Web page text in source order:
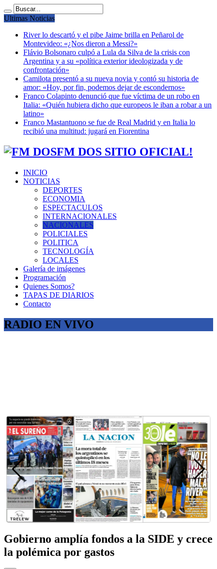
Ultimas Noticias
River lo descartó y el pibe Jaime brilla en Peñarol de
Montevideo: «¿Nos dieron a Messi?»
Flávio Bolsonaro culpó a Lula da Silva de la crisis con
Argentina y a su «política exterior ideologizada y de
confrontación»
Camilota presentó a su nueva novia y contó su historia de
amor: «Hoy, por fin, podemos dejar de escondernos»
Franco Colapinto denunció que fue víctima de un robo en
Italia: «Quién hubiera dicho que europeos le iban a robar a un
latino»
Franco Mastantuono se fue de Real Madrid y en Italia lo
recibió una multitud: jugará en Fiorentina
FM DOS SITIO OFICIAL!
INICIO
NOTICIAS
DEPORTES
ECONOMIA
ESPECTACULOS
INTERNACIONALES
NACIONALES
POLICIALES
POLITICA
TECNOLOGÍA
LOCALES
Galería de imágenes
Programación
Quienes Somos?
TAPAS DE DIARIOS
Contacto
RADIO EN VIVO
Gobierno amplía fondos a la SIDE y crece
la polémica por gastos